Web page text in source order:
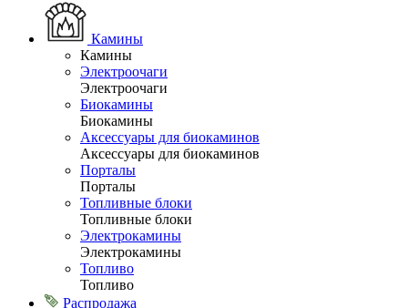
Камины
Камины
Электроочаги
Электроочаги
Биокамины
Биокамины
Аксессуары для биокаминов
Аксессуары для биокаминов
Порталы
Порталы
Топливные блоки
Топливные блоки
Электрокамины
Электрокамины
Топливо
Топливо
Распродажа